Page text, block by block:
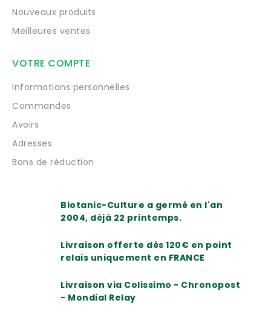
Nouveaux produits
Meilleures ventes
VOTRE COMPTE
Informations personnelles
Commandes
Avoirs
Adresses
Bons de réduction
Biotanic-Culture a germé en l'an
2004, déjà 22 printemps.
Livraison offerte dès 120€ en point
relais uniquement en FRANCE
Livraison via Colissimo - Chronopost
- Mondial Relay